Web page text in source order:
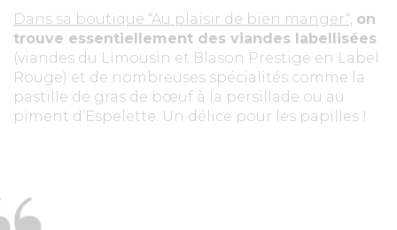
Dans sa boutique “Au plaisir de bien manger“, on
trouve essentiellement des viandes labellisées
(viandes du Limousin et Blason Prestige en Label
Rouge) et de nombreuses spécialités comme la
pastille de gras de bœuf à la persillade ou au
piment d’Espelette. Un délice pour les papilles !